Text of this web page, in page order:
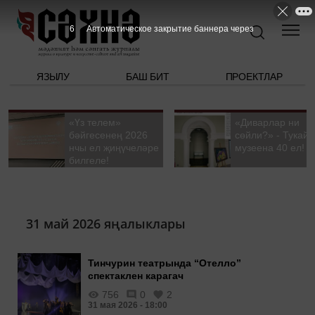
ЯЗЫЛУ БАШ БИТ ПРОЕКТЛАР
«Үз телем»
бәйгесенең 2026
нчы ел җиңүчеләре
билгеле!
«Диварлар ни
сөйли?» - Тукай
музеена 40 ел!
31 май 2026 яңалыклары
Тинчурин театрында “Отелло”
спектаклен карагач
756
0 2
31 мая 2026 - 18:00
6 Автоматическое закрытие баннера через